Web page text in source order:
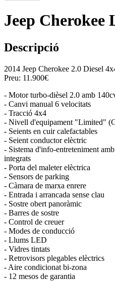
Jeep
Descripció
2014 Jeep Cherokee 2.0 Diesel
Preu: 11.900€
- Motor turbo-dièsel 2.0 amb
- Canvi manual 6 velocitats
- Tracció 4x4
- Nivell d'equipament "Limited"
- Seients en cuir calefactables
- Seient conductor elèctric
- Sistema d'info-entreteniment
integrats
- Porta del maleter elèctrica
- Sensors de parking
- Càmara de marxa enrere
- Entrada i arrancada sense clau
- Sostre obert panoràmic
- Barres de sostre
- Control de creuer
- Modes de conducció
- Llums LED
- Vidres tintats
- Retrovisors plegables elèctrics
- Aire condicionat bi-zona
- 12 mesos de garantia